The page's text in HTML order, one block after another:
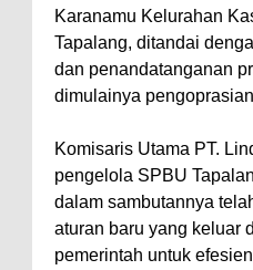
Karanamu Kelurahan
Tapalang, ditandai
dan penandatanganan
dimulainya
Komisaris Utama PT.
pengelola SPBU
dalam sambutannya
aturan baru yang keluar
pemerintah untuk